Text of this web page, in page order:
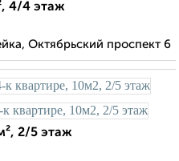
4/4 этаж
Октябрьский проспект 6
2/5 этаж